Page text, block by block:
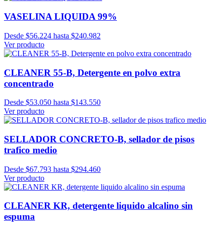
VASELINA LIQUIDA 99%
Desde $56.224 hasta $240.982
Ver producto
CLEANER 55-B, Detergente en polvo extra
concentrado
Desde $53.050 hasta $143.550
Ver producto
SELLADOR CONCRETO-B, sellador de pisos
trafico medio
Desde $67.793 hasta $294.460
Ver producto
CLEANER KR, detergente liquido alcalino sin
espuma